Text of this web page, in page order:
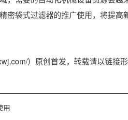
密袋式过滤器的推广使用，将提
）原创首发，转载请以链接
用